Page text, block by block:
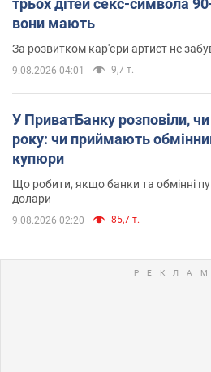
вони мають
За розвитком кар'єри артист не
9.08.2026 04:01 9,7 т.
У ПриватБанку розповіли,
року: чи приймають
купюри
Що робити, якщо банки та обмінні
долари
9.08.2026 02:20 85,7 т.